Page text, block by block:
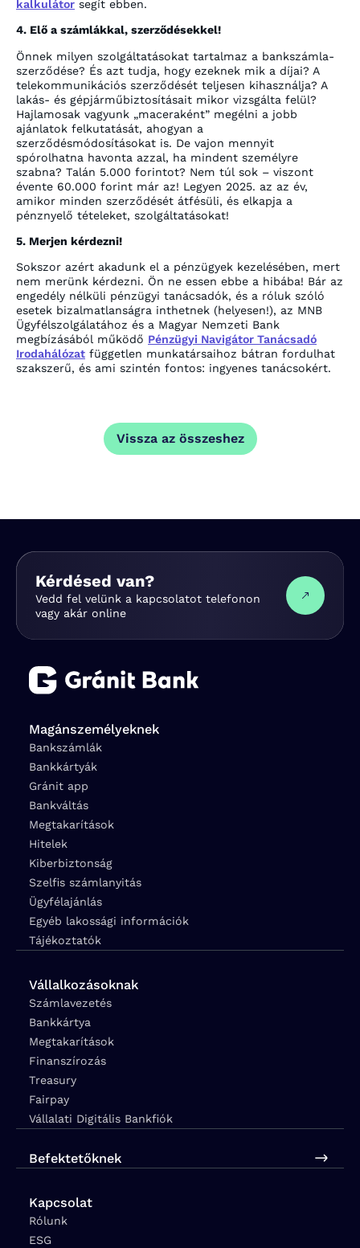
kalkulátor segít ebben.
4. Elő a számlákkal, szerződésekkel!
Önnek milyen szolgáltatásokat tartalmaz a bankszámla-
szerződése? És azt tudja, hogy ezeknek mik a díjai? A
telekommunikációs szerződését teljesen kihasználja? A
lakás- és gépjárműbiztosításait mikor vizsgálta felül?
Hajlamosak vagyunk „maceraként” megélni a jobb
ajánlatok felkutatását, ahogyan a
szerződésmódosításokat is. De vajon mennyit
spórolhatna havonta azzal, ha mindent személyre
szabna? Talán 5.000 forintot? Nem túl sok – viszont
évente 60.000 forint már az! Legyen 2025. az az év,
amikor minden szerződését átfésüli, és elkapja a
pénznyelő tételeket, szolgáltatásokat!
5. Merjen kérdezni!
Sokszor azért akadunk el a pénzügyek kezelésében, mert
nem merünk kérdezni. Ön ne essen ebbe a hibába! Bár az
engedély nélküli pénzügyi tanácsadók, és a róluk szóló
esetek bizalmatlanságra inthetnek (helyesen!), az MNB
Ügyfélszolgálatához és a Magyar Nemzeti Bank
megbízásából működő Pénzügyi Navigátor Tanácsadó
Irodahálózat független munkatársaihoz bátran fordulhat
szakszerű, és ami szintén fontos: ingyenes tanácsokért.
Vissza az összeshez
Kérdésed van?
Vedd fel velünk a kapcsolatot telefonon
vagy akár online
Magánszemélyeknek
Bankszámlák
Bankkártyák
Gránit app
Bankváltás
Megtakarítások
Hitelek
Kiberbiztonság
Szelfis számlanyitás
Ügyfélajánlás
Egyéb lakossági információk
Tájékoztatók
Vállalkozásoknak
Számlavezetés
Bankkártya
Megtakarítások
Finanszírozás
Treasury
Fairpay
Vállalati Digitális Bankfiók
Befektetőknek
Kapcsolat
Rólunk
ESG